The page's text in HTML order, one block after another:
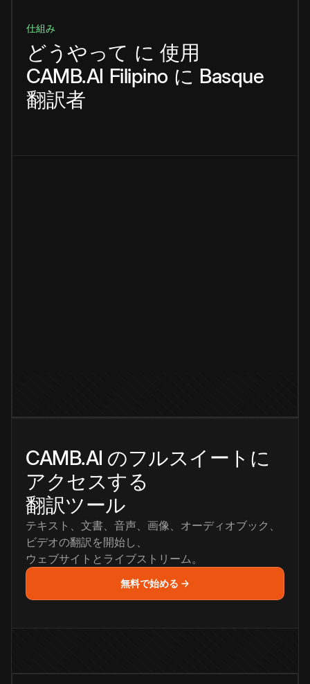
仕組み
どうやって に 使用
CAMB.AI Filipino に Basque
翻訳者
CAMB.AI のフルスイートに
アクセスする
翻訳ツール
テキスト、文書、音声、画像、オーディオブック、
ビデオの翻訳を開始し、
ウェブサイトとライブストリーム。
無料で始める →